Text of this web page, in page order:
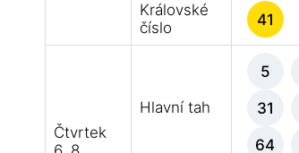
Královské
číslo
41
Čtvrtek
Hlavní tah
5
31
64